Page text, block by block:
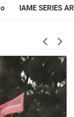
para la fecha con